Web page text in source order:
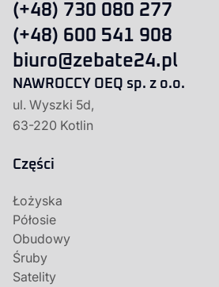
(+48) 730 080 277
(+48) 600 541 908
biuro@zebate24.pl
NAWROCCY OEQ sp. z o.o.
ul. Wyszki 5d,
63-220 Kotlin
Części
Łożyska
Półosie
Obudowy
Śruby
Satelity